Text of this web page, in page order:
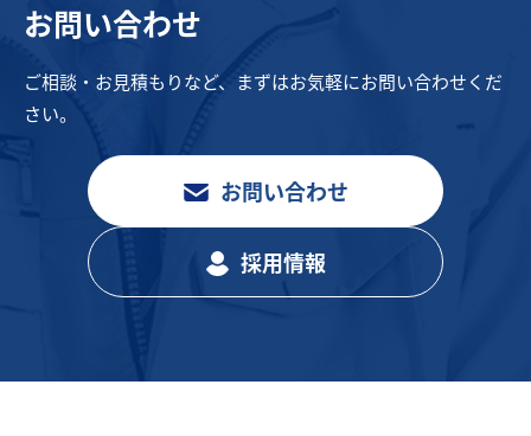
お問い合わせ
ご相談・お見積もりなど、まずはお気軽にお問い合わせくだ
さい。
お問い合わせ
採用情報